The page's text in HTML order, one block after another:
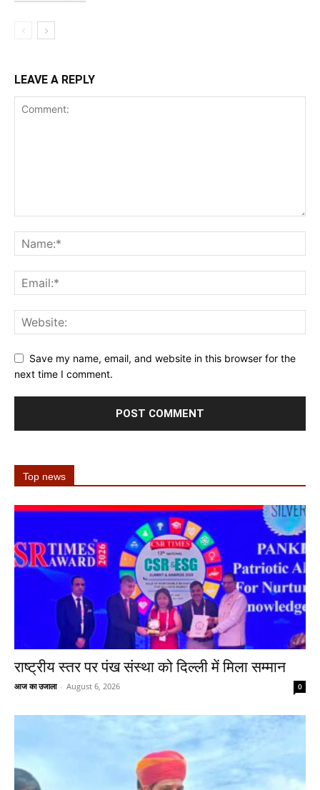
LEAVE A REPLY
Save my name, email, and website in this browser for the
next time I comment.
Top news
राष्ट्रीय स्तर पर पंख संस्था को दिल्ली में मिला सम्मान
आज का उजाला - August 6, 2026 0